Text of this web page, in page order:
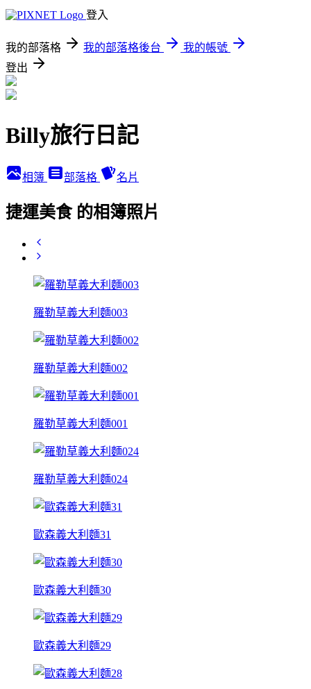
登入
我的部落格 我的部落格後台
我的帳號
登出
Billy旅行日記
相簿 部落格 名片
捷運美食 的相簿照片
羅勒草義大利麵003
羅勒草義大利麵002
羅勒草義大利麵001
羅勒草義大利麵024
歐森義大利麵31
歐森義大利麵30
歐森義大利麵29